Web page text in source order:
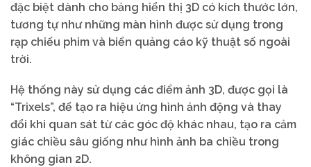
đặc biệt dành cho bảng hiển thị 3D có kích thước lớn,
tương tự như những màn hình được sử dụng trong
rạp chiếu phim và biển quảng cáo kỹ thuật số ngoài
trời.
Hệ thống này sử dụng các điểm ảnh 3D, được gọi là
“Trixels”, để tạo ra hiệu ứng hình ảnh động và thay
đổi khi quan sát từ các góc độ khác nhau, tạo ra cảm
giác chiều sâu giống như hình ảnh ba chiều trong
không gian 2D.